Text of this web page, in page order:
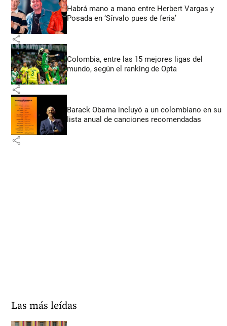
Habrá mano a mano entre Herbert Vargas y
Posada en ‘Sírvalo pues de feria’
share
Colombia, entre las 15 mejores ligas del
mundo, según el ranking de Opta
share
Barack Obama incluyó a un colombiano en su
lista anual de canciones recomendadas
share
Las más leídas